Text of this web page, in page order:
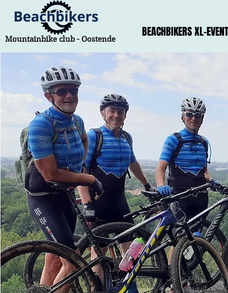
Mountainbike club - Oostende BEACHBIKERS XL-